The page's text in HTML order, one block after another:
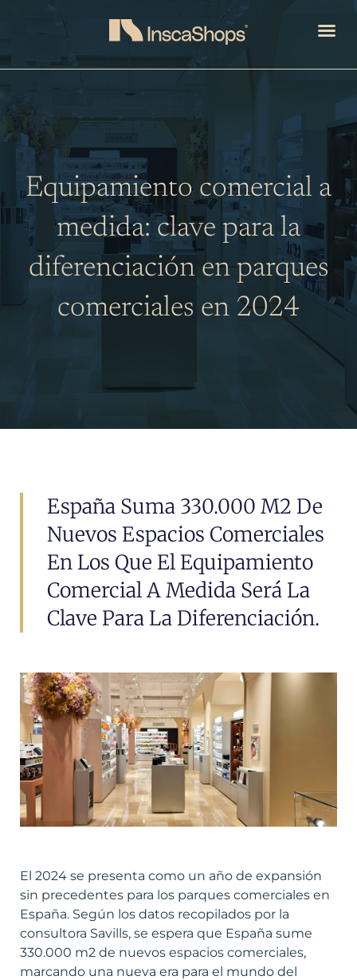
Equipamiento comercial a
medida: clave para la
diferenciación en parques
comerciales en 2024
España Suma 330.000 M2 De
Nuevos Espacios Comerciales
En Los Que El Equipamiento
Comercial A Medida Será La
Clave Para La Diferenciación.
El 2024 se presenta como un año de expansión
sin precedentes para los parques comerciales en
España. Según los datos recopilados por la
consultora Savills, se espera que España sume
330.000 m2 de nuevos espacios comerciales,
marcando una nueva era para el mundo del